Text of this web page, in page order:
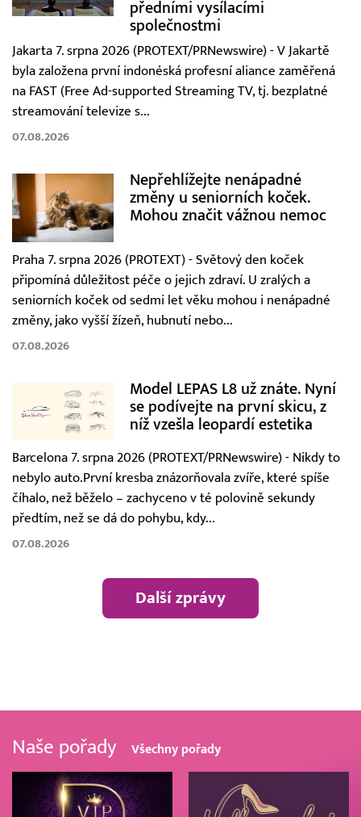
předními vysílacími
společnostmi
Jakarta 7. srpna 2026 (PROTEXT/PRNewswire) - V Jakartě
byla založena první indonéská profesní aliance zaměřená
na FAST (Free Ad-supported Streaming TV, tj. bezplatné
streamování televize s...
07.08.2026
Nepřehlížejte nenápadné
změny u seniorních koček.
Mohou značit vážnou nemoc
Praha 7. srpna 2026 (PROTEXT) - Světový den koček
připomíná důležitost péče o jejich zdraví. U zralých a
seniorních koček od sedmi let věku mohou i nenápadné
změny, jako vyšší žízeň, hubnutí nebo...
07.08.2026
Model LEPAS L8 už znáte. Nyní
se podívejte na první skicu, z
níž vzešla leopardí estetika
Barcelona 7. srpna 2026 (PROTEXT/PRNewswire) - Nikdy to
nebylo auto.První kresba znázorňovala zvíře, které spíše
číhalo, než běželo – zachyceno v té polovině sekundy
předtím, než se dá do pohybu, kdy...
07.08.2026
Další zprávy
Naše pořady Všechny pořady